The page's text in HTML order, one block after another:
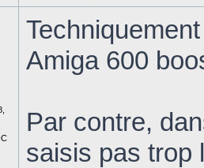
Amiga 600
Par contre,
saisis pas trop